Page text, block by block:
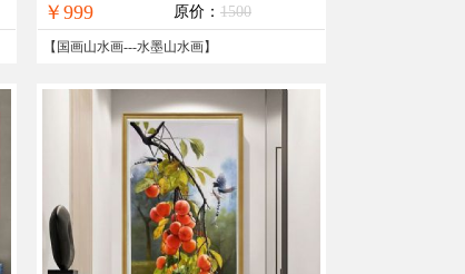
￥999 原价： 1500
【 国画山水画---水墨山水画】